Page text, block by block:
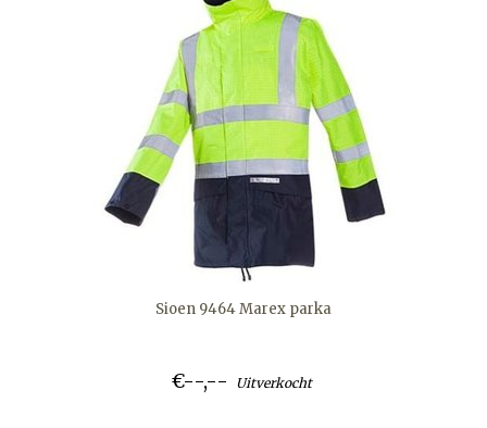
Sioen 9464 Marex parka
€--,-- Uitverkocht